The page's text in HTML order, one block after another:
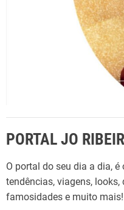
PORTAL JO
O portal do seu dia a dia,
tendências, viagens, looks,
famosidades e muito mais!